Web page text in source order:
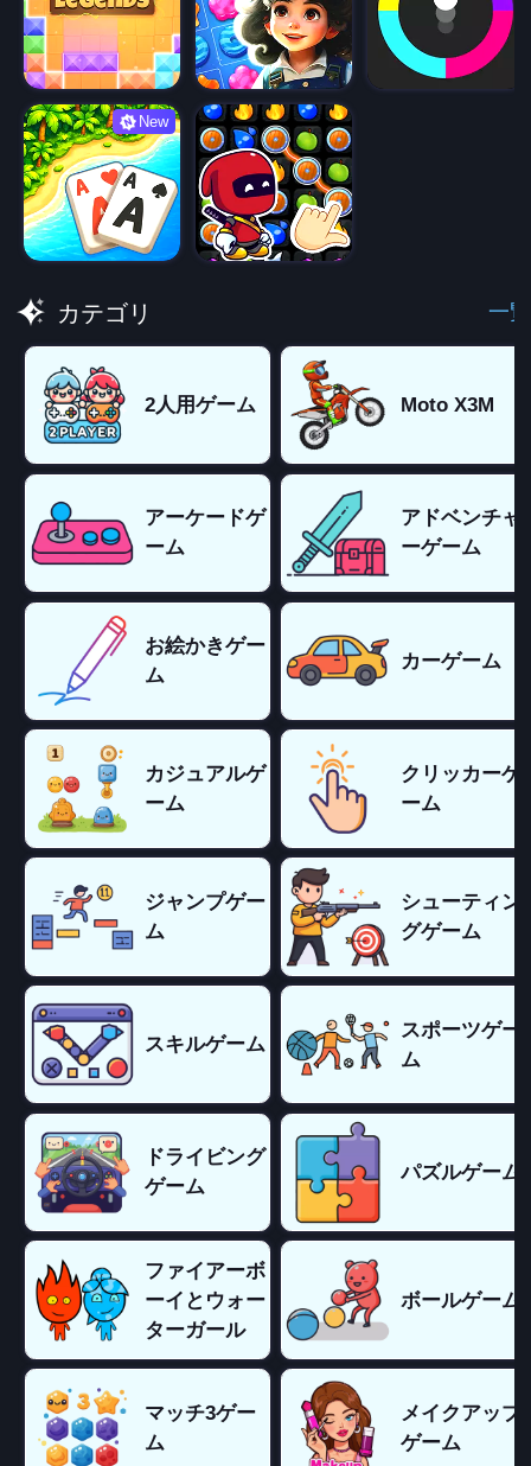
New
カテゴリ 一覧
2人用ゲーム Moto X3M
アーケードゲ
ーム
アドベンチャ
ーゲーム
お絵かきゲー
ム
カーゲーム
カジュアルゲ
ーム
クリッカーゲ
ーム
ジャンプゲー
ム
シューティン
グゲーム
スキルゲーム
スポーツゲー
ム
ドライビング
ゲーム
パズルゲーム
ファイアーボ
ーイとウォー
ターガール
ボールゲーム
マッチ3ゲー
ム
メイクアップ
ゲーム